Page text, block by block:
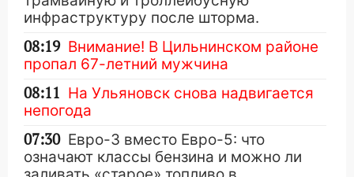
инфраструктуру после шторма.
08:19 Внимание! В Цильнинском районе
пропал 67-летний мужчина
08:11 На Ульяновск снова надвигается
непогода
07:30 Евро-3 вместо Евро-5: что
означают классы бензина и можно ли